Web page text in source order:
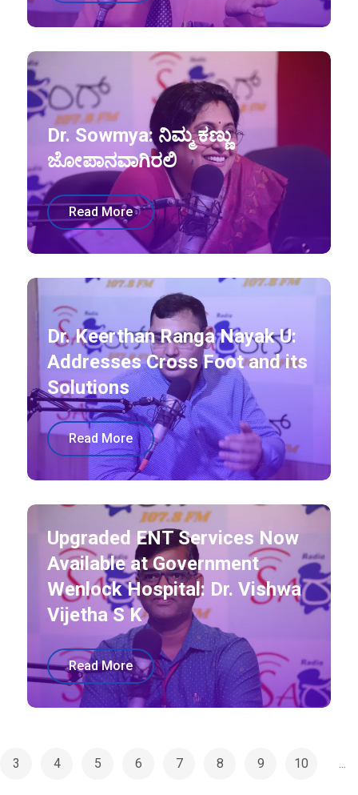
Dr. Sowmya: ನಿಮ್ಮ ಕಣ್ಣು
ಜೋಪಾನವಾಗಿರಲಿ
Read More
Dr. Keerthan Ranga Nayak U:
Addresses Cross Foot and its
Solutions
Read More
Upgraded ENT Services Now
Available at Government
Wenlock Hospital: Dr. Vishwa
Vijetha S K
Read More
3 4 5 6 7 8 9 10